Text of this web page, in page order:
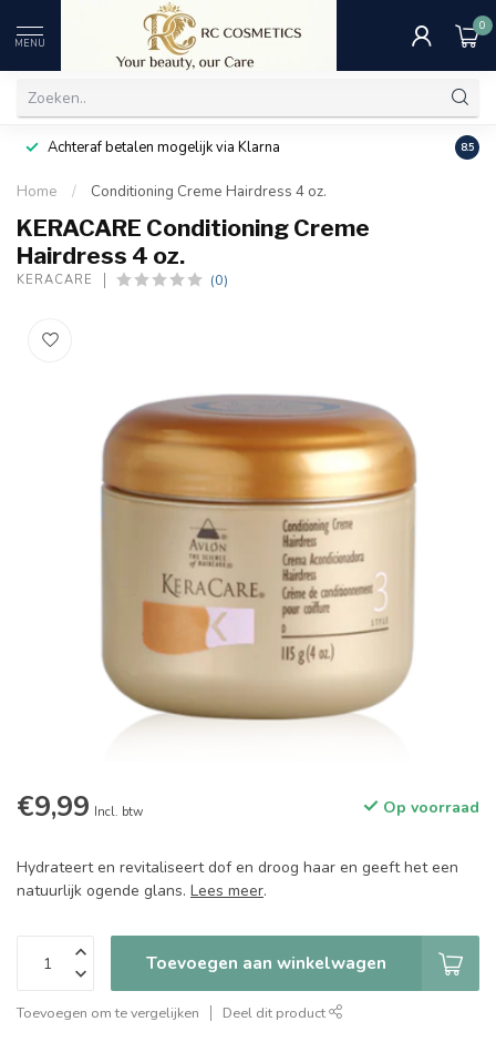
MENU
0
Achteraf betalen mogelijk via Klarna 8.5
Home / Conditioning Creme Hairdress 4 oz.
KERACARE Conditioning Creme
Hairdress 4 oz.
KERACARE (0)
€9,99 Incl. btw Op voorraad
Hydrateert en revitaliseert dof en droog haar en geeft het een
natuurlijk ogende glans. Lees meer.
Toevoegen aan winkelwagen
Toevoegen om te vergelijken Deel dit product